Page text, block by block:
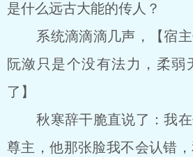
是什么远古大能的传人？
系统滴滴滴几声，【宿主
阮潋只是个没有法力，柔弱
了】
秋寒辞干脆直说了：我在
尊主，他那张脸我不会认错